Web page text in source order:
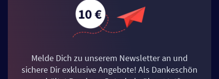
Melde Dich zu unserem Newsletter an und
sichere Dir exklusive Angebote! Als Dankeschön